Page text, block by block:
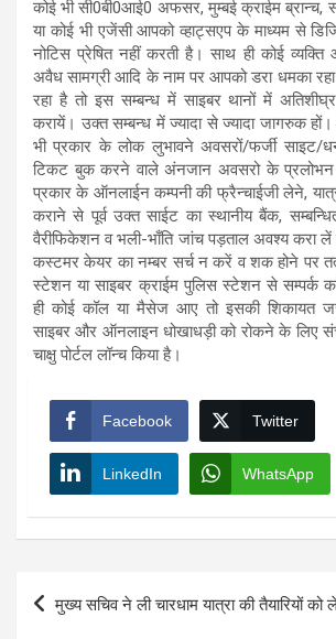
कोई भी सी0बी0आई0 अफसर, मुम्बई क्राईम ब्रान्च,
या कोई भी एजेंसी आपको व्हाट्सएप के माध्यम से
नोटिस प्रेषित नहीं करती है। साथ ही कोई व्यक्ति
अवैध सामग्री आदि के नाम पर आपको डरा धमका
रहा है तो इस सम्बन्ध में साइबर थानों में
करायें। उक्त सम्बन्ध में ज्यादा से ज्यादा जागरुक
भी प्रकार के लोक लुभावने अवसरों/फर्जी साइट/
टिकट बुक करने वाले अंनजान अवसरो के
प्रकार के ऑनलाईन कम्पनी की फ्रैन्चाईजी लेने,
कराने से पूर्व उक्त साईट का स्थानीय बैंक,
वैरीफिकेशन व भली-भाँति जांच पड़ताल अवश्य करा
कस्टमर केयर का नम्बर सर्च न करें व शक होने पर
स्टेशन या साइबर क्राईम पुलिस स्टेशन से सम्पर्क
ही कोई कॉल या मैसेज आए तो इसकी शिकायत
साइबर और ऑनलाइन धोखाधड़ी को रोकने के लिए
चाक्षु पोर्टल लॉन्च किया है।
Facebook Twitter
LinkedIn WhatsApp
Post
navigation
मुख्य सचिव ने ली चारधाम यात्रा की तैयारियों